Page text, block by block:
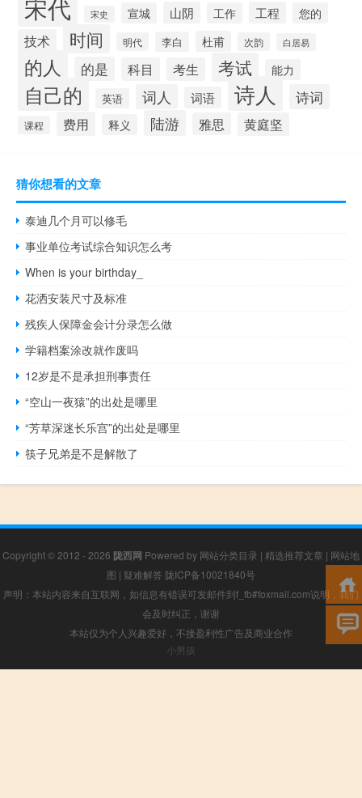
宋代 宋史 宣城 山阴 工作 工程 您的
技术 时间 明代 李白 杜甫 次韵 白居易
的人 的是 科目 考生 考试 能力
自己的 英语 词人 词语 诗人 诗词
课程 费用 释义 陆游 雅思 黄庭坚
猜你想看的文章
泰迪几个月可以修毛
事业单位考试综合知识怎么考
When is your birthday_
花洒安装尺寸及标准
残疾人保障金会计分录怎么做
学籍档案涂改就作废吗
12岁是不是承担刑事责任
“空山一夜猿”的出处是哪里
“芳草深迷长乐宫”的出处是哪里
筷子兄弟是不是解散了
Copyright © 2012 - 2026 陇西网 Powered by 网站分类目录 | 精选推荐文章 | 网站地
图 | 疑难解答 陇ICP备10021840号
声明：本站内容来自互联网，如信息有错误可发邮件到f_fb#foxmail.com说明，我们
会及时纠正，谢谢
本站仅为个人兴趣爱好，不接盈利性广告及商业合作
小男孩